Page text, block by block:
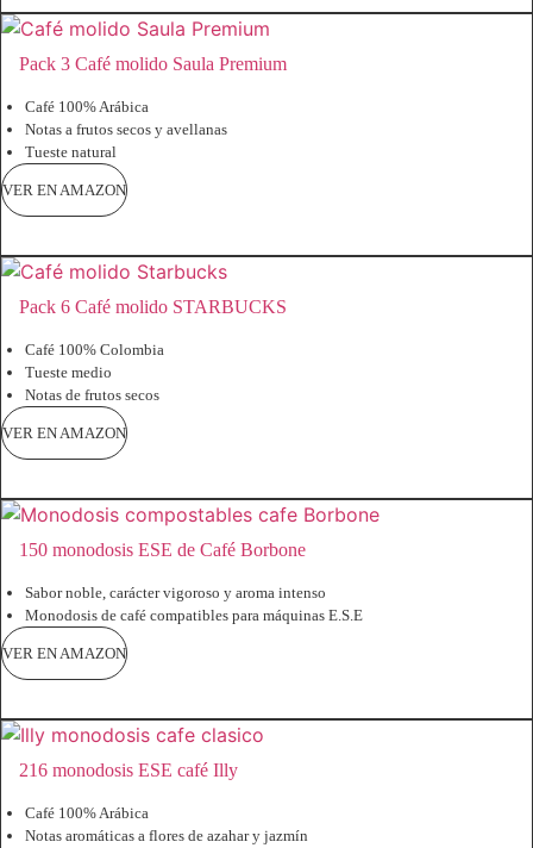
Pack 3 Café molido Saula Premium
Café 100% Arábica
Notas a frutos secos y avellanas
Tueste natural
VER EN AMAZON
Pack 6 Café molido STARBUCKS
Café 100% Colombia
Tueste medio
Notas de frutos secos
VER EN AMAZON
150 monodosis ESE de Café Borbone
Sabor noble, carácter vigoroso y aroma intenso
Monodosis de café compatibles para máquinas E.S.E
VER EN AMAZON
216 monodosis ESE café Illy
Café 100% Arábica
Notas aromáticas a flores de azahar y jazmín